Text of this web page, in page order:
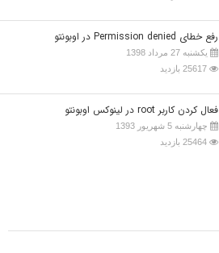
رفع خطای Permission denied در اوبونتو
یکشنبه 27 مرداد 1398
25617 بازدید
فعال کردن کاربر root در لینوکس اوبونتو
چهارشنبه 5 شهریور 1393
25464 بازدید